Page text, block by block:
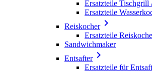
Ersatzteile
Ersatzteile
Reiskocher
Ersatzteile
Sandwichmaker
Entsafter
Ersatzteile für